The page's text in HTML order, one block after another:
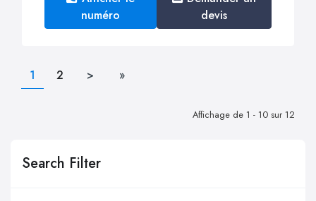
Search Filter
numéro
devis
1 2 > »
Affichage de 1 - 10 sur 12